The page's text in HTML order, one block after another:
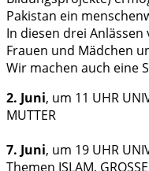
Pakistan ein
In diesen drei
Frauen und Mädchen
Wir machen auch eine
2. Juni, um 11 UHR
MUTTER
7. Juni, um 19 UHR
Themen ISLAM,